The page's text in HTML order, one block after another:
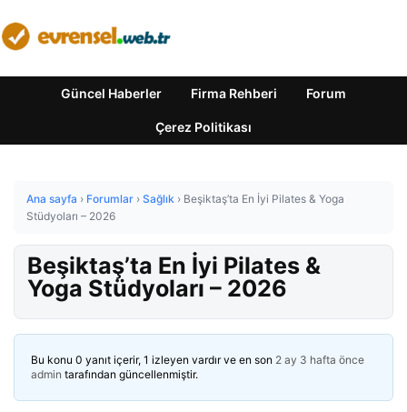
Güncel Haberler Firma Rehberi Forum
Çerez Politikası
Ana sayfa › Forumlar › Sağlık › Beşiktaş’ta En İyi Pilates & Yoga
Stüdyoları – 2026
Beşiktaş’ta En İyi Pilates &
Yoga Stüdyoları – 2026
Bu konu 0 yanıt içerir, 1 izleyen vardır ve en son 2 ay 3 hafta önce
admin tarafından güncellenmiştir.